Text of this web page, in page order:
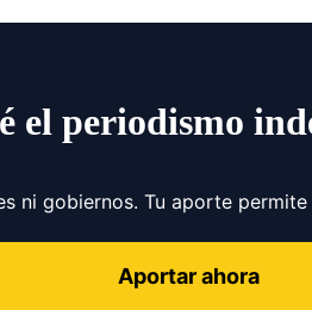
el periodismo
ni gobiernos. Tu aporte
Aportar ahora